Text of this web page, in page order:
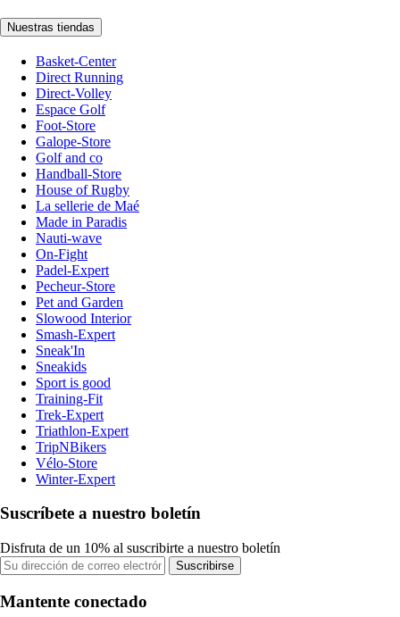
Nuestras tiendas
Basket-Center
Direct Running
Direct-Volley
Espace Golf
Foot-Store
Galope-Store
Golf and co
Handball-Store
House of Rugby
La sellerie de Maé
Made in Paradis
Nauti-wave
On-Fight
Padel-Expert
Pecheur-Store
Pet and Garden
Slowood Interior
Smash-Expert
Sneak'In
Sneakids
Sport is good
Training-Fit
Trek-Expert
Triathlon-Expert
TripNBikers
Vélo-Store
Winter-Expert
Suscríbete a nuestro boletín
Disfruta de un 10% al suscribirte a nuestro boletín
Suscribirse
Mantente conectado